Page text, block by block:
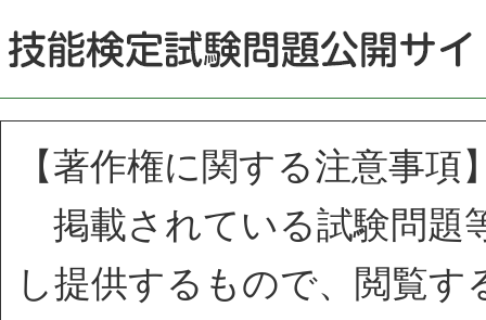
【著作権に関する注意事項
掲載されている試験問題
し提供するもので、閲覧